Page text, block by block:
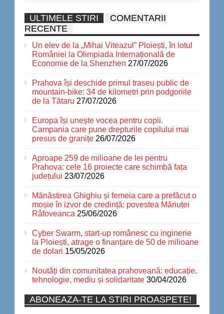
ULTIMELE STIRI
COMENTARII
RECENTE
Un elev de la „Mihai Viteazul” Ploiești, în lotul
României la Olimpiada Internațională de
Economie de la Shenzhen 27/07/2026
Prahova își deschide primul traseu public de
mountain-bike: 34 de kilometri prin podgoriile
de la Tătaru 27/07/2026
Europa își unește vocea pentru copii.
Campania care pune drepturile copilului mai
presus de granițe 26/07/2026
Aproape 259 de milioane de lei pentru
Prahova: cele 16 proiecte care schimbă fața
județului 23/07/2026
Mănăstirea Ghighiu și femeia care a prefăcut o
moșie în izvor de credință: povestea Măriuței
Râfoveanca 25/06/2026
Cyber Swarm, start-up românesc cu inginerie
la Ploiești, atrage o finanțare de 50 de milioane
de dolari 15/05/2026
Noutăți din comunitatea prahoveană: educație,
tehnologie, mediu și solidaritate 30/04/2026
ABONEAZA-TE LA STIRI PROASPETE!